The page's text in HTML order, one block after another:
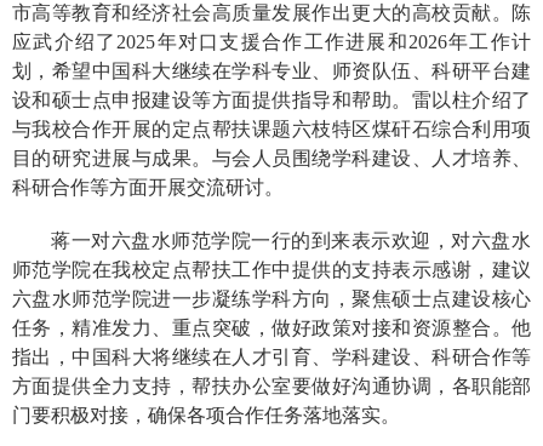
市高等教育和经济社会高质量发展作出更大的高校贡献。陈
应武介绍了2025年对口支援合作工作进展和2026年工作计
划，希望中国科大继续在学科专业、师资队伍、科研平台建
设和硕士点申报建设等方面提供指导和帮助。雷以柱介绍了
与我校合作开展的定点帮扶课题六枝特区煤矸石综合利用项
目的研究进展与成果。与会人员围绕学科建设、人才培养、
科研合作等方面开展交流研讨。
蒋一对六盘水师范学院一行的到来表示欢迎，对六盘水
师范学院在我校定点帮扶工作中提供的支持表示感谢，建议
六盘水师范学院进一步凝练学科方向，聚焦硕士点建设核心
任务，精准发力、重点突破，做好政策对接和资源整合。他
指出，中国科大将继续在人才引育、学科建设、科研合作等
方面提供全力支持，帮扶办公室要做好沟通协调，各职能部
门要积极对接，确保各项合作任务落地落实。